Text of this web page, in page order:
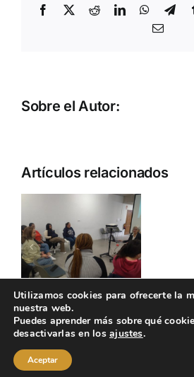
Facebook
X RedditLinkedIn
Correo
Sobre el Autor:
Artículos relacionados
Aviso legal
Política de
Programa organizado por el Instituto Aragonés
Utilizamos cookies para ofrecerte la
nuestra web.
Puedes aprender más sobre qué
desactivarlas en losajustes.
Aceptar